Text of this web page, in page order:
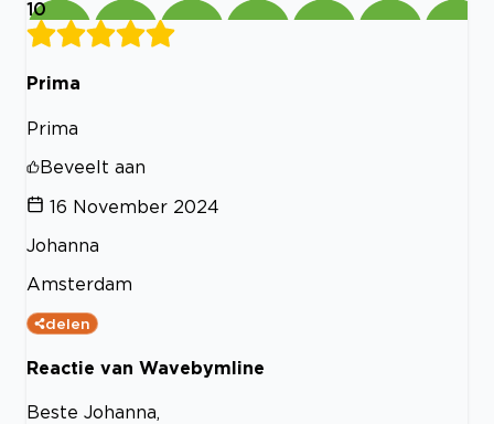
10
Prima
Prima
Beveelt aan
16 November 2024
Johanna
Amsterdam
delen
Reactie van Wavebymline
Beste Johanna,